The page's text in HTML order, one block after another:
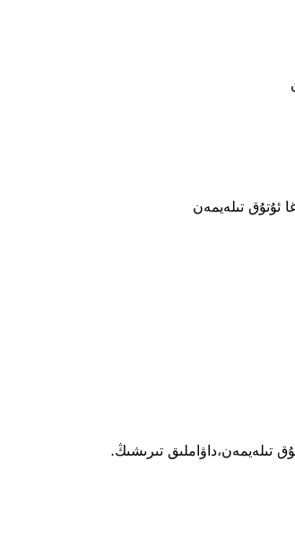
ئۇتۇق تىلەيمەن
تىلەيمەن،داۋاملىق تىرىشىڭ.